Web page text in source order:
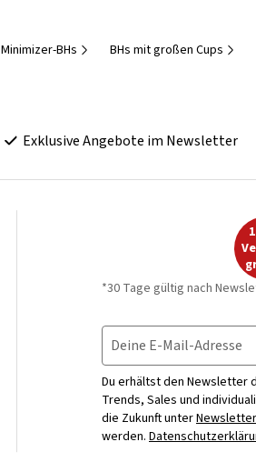
Minimizer-BHs BHs mit großen Cups
Exklusive Angebote im Newsletter
*30 Tage gültig nach
Deine E-Mail-Adresse
Du erhältst den Newsletter
Trends, Sales und
die Zukunft unter
werden.